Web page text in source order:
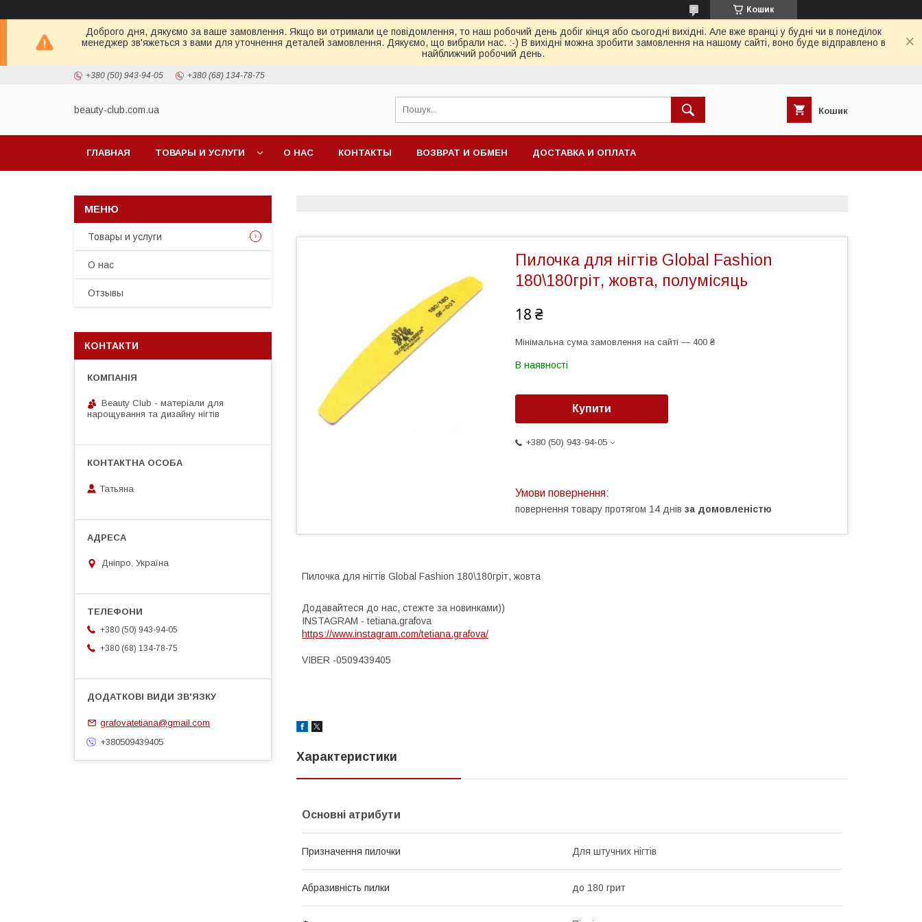
Кошик
Доброго дня, дякуємо за ваше замовлення. Якщо ви отримали це повідомлення, то наш робочий день добіг кінця або сьогодні вихідні. Але вже вранці у будні чи в понеділок
менеджер зв'яжеться з вами для уточнення деталей замовлення. Дякуємо, що вибрали нас. :-) В вихідні можна зробити замовлення на нашому сайті, воно буде відправлено в
найближчий робочий день.
+380 (50) 943-94-05 +380 (68) 134-78-75
beauty-club.com.ua Кошик
ГЛАВНАЯ ТОВАРЫ И УСЛУГИ О НАС КОНТАКТЫ ВОЗВРАТ И ОБМЕН ДОСТАВКА И ОПЛАТА
Пилочка для нігтів Global Fashion
180\180гріт, жовта, полумісяць
18 ₴
Мінімальна сума замовлення на сайті — 400 ₴
В наявності
Купити
+380 (50) 943-94-05
повернення товару протягом 14 днів за домовленістю
Пилочка для нігтів Global Fashion 180\180гріт, жовта
Додавайтеся до нас, стежте за новинками))
INSTAGRAM - tetiana.grafova
https://www.instagram.com/tetiana.grafova/
VIBER -0509439405
Характеристики
Основні атрибути
Призначення пилочки Для штучних нігтів
Абразивність пилки до 180 грит
Товары и услуги
О нас
Отзывы
КОНТАКТИ
Beauty Club - матеріали для
нарощування та дизайну нігтів
Татьяна
Дніпро, Україна
+380 (50) 943-94-05
+380 (68) 134-78-75
grafovatetiana@gmail.com
+380509439405